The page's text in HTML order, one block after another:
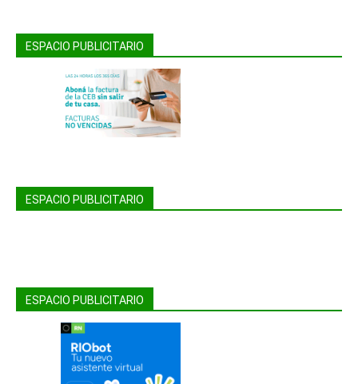
ESPACIO PUBLICITARIO
ESPACIO PUBLICITARIO
ESPACIO PUBLICITARIO